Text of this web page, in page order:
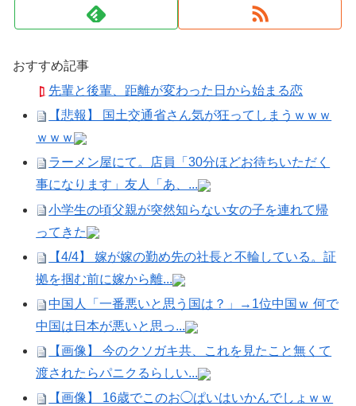
おすすめ記事
先輩と後輩、距離が変わった日から始まる恋
【悲報】 国土交通省さん気が狂ってしまうｗｗｗ
ｗｗｗ
ラーメン屋にて。店員「30分ほどお待ちいただく
事になります」友人「あ、...
小学生の頃父親が突然知らない女の子を連れて帰
ってきた
【4/4】 嫁が嫁の勤め先の社長と不輪している。証
拠を掴む前に嫁から離...
中国人「一番悪いと思う国は？」→1位中国ｗ 何で
中国は日本が悪いと思っ...
【画像】 今のクソガキ共、これを見たこと無くて
渡されたらパニクるらしい...
【画像】 16歳でこのお◯ぱいはいかんでしょｗｗ